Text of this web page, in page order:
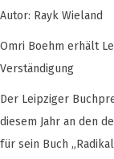
Autor: Rayk Wieland
Omri Boehm erhält
Verständigung
Der Leipziger
diesem Jahr an den
für sein Buch